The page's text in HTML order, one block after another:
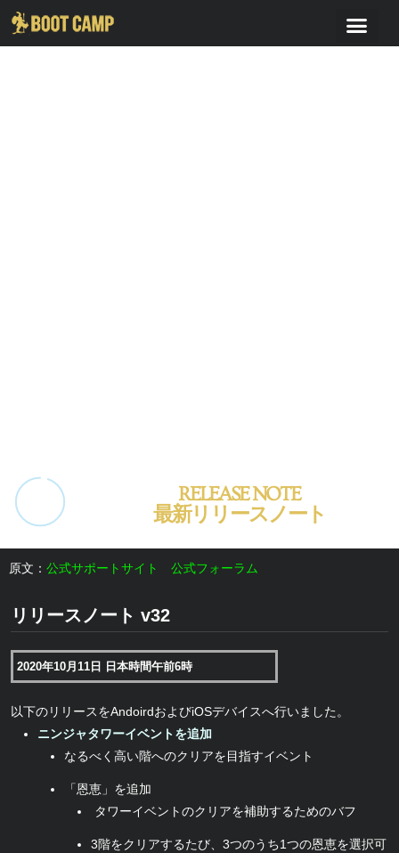
RELEASE NOTE
最新リリースノート
原文： 公式サポートサイト 公式フォーラム
リリースノート v32
2020年10月11日 日本時間午前6時
以下のリリースをAndoirdおよびiOSデバイスへ行いました。
ニンジャタワーイベントを追加
なるべく高い階へのクリアを目指すイベント
「恩恵」を追加
タワーイベントのクリアを補助するためのバフ
3階をクリアするたび、3つのうち1つの恩恵を選択可